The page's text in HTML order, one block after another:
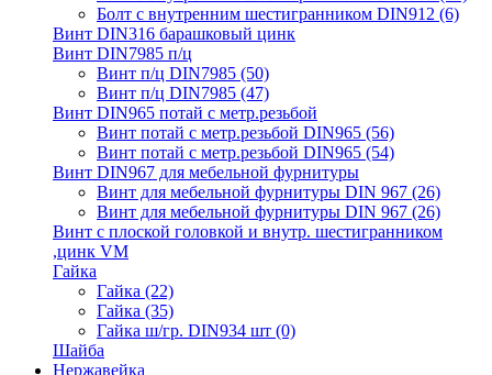
Болт с внутренним шестигранником DIN912 (6)
Винт DIN316 барашковый цинк
Винт DIN7985 п/ц
Винт п/ц DIN7985 (50)
Винт п/ц DIN7985 (47)
Винт DIN965 потай с метр.резьбой
Винт потай с метр.резьбой DIN965 (56)
Винт потай с метр.резьбой DIN965 (54)
Винт DIN967 для мебельной фурнитуры
Винт для мебельной фурнитуры DIN 967 (26)
Винт для мебельной фурнитуры DIN 967 (26)
Винт с плоской головкой и внутр. шестигранником
,цинк VM
Гайка
Гайка (22)
Гайка (35)
Гайка ш/гр. DIN934 шт (0)
Шайба
Нержавейка